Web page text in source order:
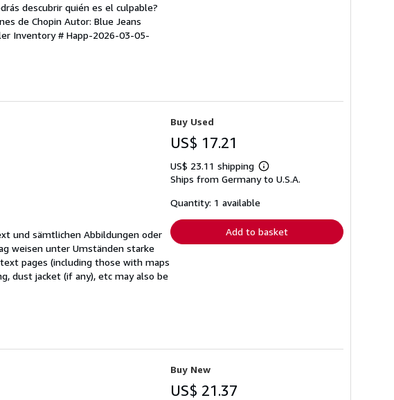
descubrir quién es el culpable?
de Chopin Autor: Blue Jeans
Inventory # Happ-2026-03-05-
und sämtlichen Abbildungen oder
weisen unter Umständen starke
pages (including those with maps
dust jacket (if any), etc may also be
Buy Used
US$ 17.21
US$ 23.11 shipping
Learn
more
Ships from Germany to U.S.A.
Quantity: 1 available
Add to basket
Buy New
US$ 21.37